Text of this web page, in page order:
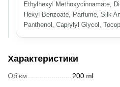
Ethylhexyl Methoxycinnamate,
Hexyl Benzoate, Parfume, Silk
Panthenol, Caprylyl Glycol,
Характеристики
Обʼєм 200 ml